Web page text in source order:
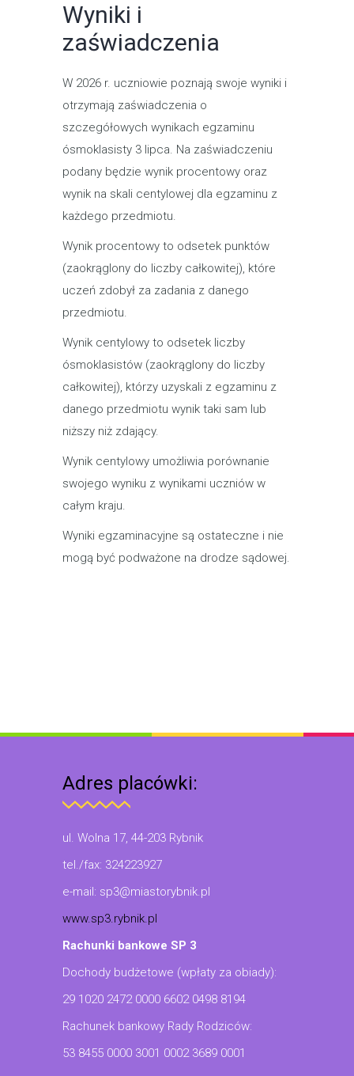
Wyniki i
zaświadczenia
W 2026 r. uczniowie poznają swoje wyniki i
otrzymają zaświadczenia o
szczegółowych ‎wynikach egzaminu
ósmoklasisty 3 lipca. Na zaświadczeniu
podany będzie wynik procentowy oraz
wynik na skali ‎centylowej dla egzaminu z
każdego przedmiotu.
Wynik procentowy to odsetek punktów
(zaokrąglony do liczby całkowitej), które
uczeń ‎zdobył za zadania z danego
przedmiotu.
Wynik centylowy to odsetek liczby
ósmoklasistów (zaokrąglony do liczby
całkowitej), którzy ‎uzyskali z egzaminu z
danego przedmiotu wynik taki sam lub
niższy niż zdający.
Wynik centylowy umożliwia porównanie
swojego wyniku z wynikami ‎uczniów w
całym kraju.
Wyniki egzaminacyjne są ostateczne i nie
mogą być podważone na drodze sądowej.‎
Adres placówki:
ul. Wolna 17, 44-203 Rybnik
tel./fax: 324223927
e-mail: sp3@miastorybnik.pl
www.sp3.rybnik.pl
Rachunki bankowe SP 3
Dochody budżetowe (wpłaty za obiady):
29 1020 2472 0000 6602 0498 8194
Rachunek bankowy Rady Rodziców:
53 8455 0000 3001 0002 3689 0001